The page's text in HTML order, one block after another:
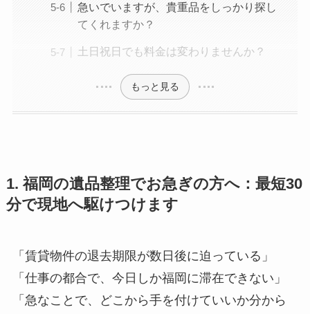
急いでいますが、貴重品をしっかり探し
てくれますか？
土日祝日でも料金は変わりませんか？
もっと見る
1. 福岡の遺品整理でお急ぎの方へ：最短30
分で現地へ駆けつけます
「賃貸物件の退去期限が数日後に迫っている」
「仕事の都合で、今日しか福岡に滞在できない」
「急なことで、どこから手を付けていいか分から